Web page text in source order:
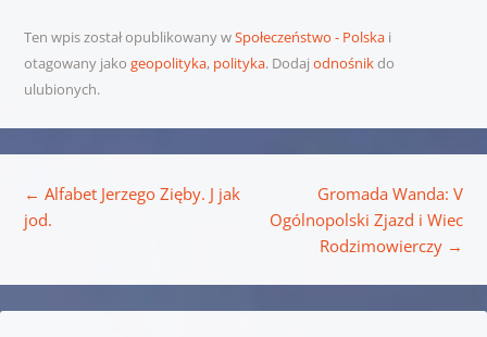
Ten wpis został opublikowany wSpołeczeństwo - Polskai
otagowany jako geopolityka, polityka. Dodaj odnośnikdo
ulubionych.
← Alfabet Jerzego Zięby. J jak
jod.
Gromada Wanda: V
Ogólnopolski Zjazd i Wiec
Rodzimowierczy →